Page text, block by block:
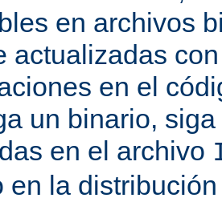
en archivos
actualizadas
en el
un binario,
en el archivo
en la distribución